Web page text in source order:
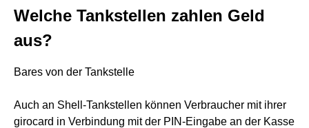
Welche Tankstellen zahlen Geld
aus?
Bares von der Tankstelle
Auch an Shell-Tankstellen können Verbraucher mit ihrer
girocard in Verbindung mit der PIN-Eingabe an der Kasse